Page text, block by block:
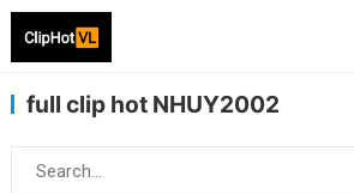
full clip hot NHUY2002